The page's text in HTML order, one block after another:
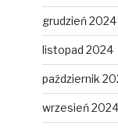
grudzień 2024
listopad 2024
październik
wrzesień 2024